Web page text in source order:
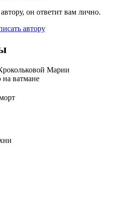
он ответит вам лично.
автору
Марии
ватмане